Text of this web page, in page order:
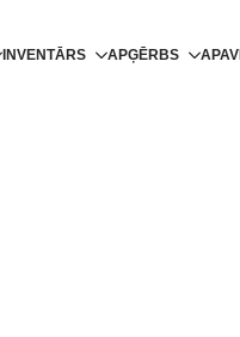
INVENTĀRS APĢĒRBS APAVI